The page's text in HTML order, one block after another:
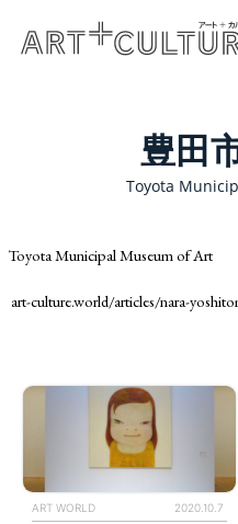
豊田
Toyota
Toyota Municipal Museum of Art
art-culture.world/articles/nara-
ART WORLD 2020.10.7